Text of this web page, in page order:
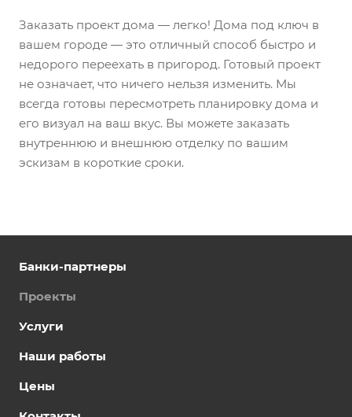
Заказать проект дома — легко! Дома под ключ в
вашем городе — это отличный способ быстро и
недорого переехать в пригород. Готовый проект
не означает, что ничего нельзя изменить. Мы
всегда готовы пересмотреть планировку дома и
его визуал на ваш вкус. Вы можете заказать
внутреннюю и внешнюю отделку по вашим
эскизам в короткие сроки.
Банки-партнеры
Проекты
Услуги
Наши работы
Цены